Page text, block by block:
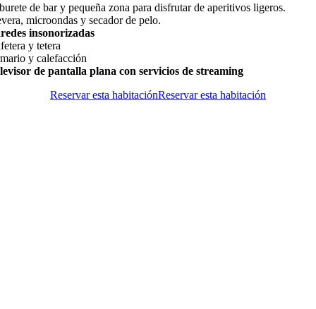
de bar y pequeña zona para disfrutar de aperitivos ligeros.
microondas y secador de pelo.
insonorizadas
y tetera
y calefacción
de pantalla plana con servicios de streaming
Reservar esta habitaciónReservar esta habitación